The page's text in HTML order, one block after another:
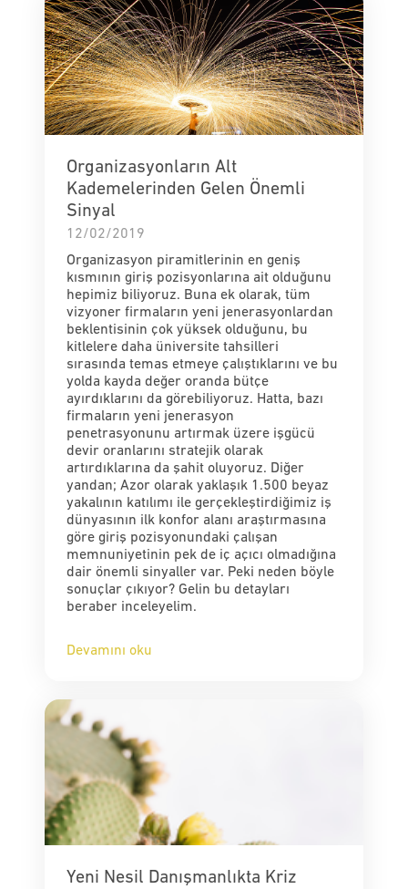
Organizasyonların Alt
Kademelerinden Gelen Önemli
Sinyal
12/02/2019
Organizasyon piramitlerinin en geniş
kısmının giriş pozisyonlarına ait olduğunu
hepimiz biliyoruz. Buna ek olarak, tüm
vizyoner firmaların yeni jenerasyonlardan
beklentisinin çok yüksek olduğunu, bu
kitlelere daha üniversite tahsilleri
sırasında temas etmeye çalıştıklarını ve bu
yolda kayda değer oranda bütçe
ayırdıklarını da görebiliyoruz. Hatta, bazı
firmaların yeni jenerasyon
penetrasyonunu artırmak üzere işgücü
devir oranlarını stratejik olarak
artırdıklarına da şahit oluyoruz. Diğer
yandan; Azor olarak yaklaşık 1.500 beyaz
yakalının katılımı ile gerçekleştirdiğimiz iş
dünyasının ilk konfor alanı araştırmasına
göre giriş pozisyonundaki çalışan
memnuniyetinin pek de iç açıcı olmadığına
dair önemli sinyaller var. Peki neden böyle
sonuçlar çıkıyor? Gelin bu detayları
beraber inceleyelim.
Devamını oku
Yeni Nesil Danışmanlıkta Kriz